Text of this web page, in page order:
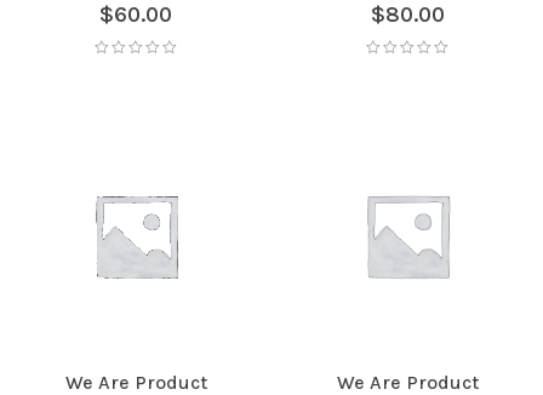
$60.00 $80.00
We Are Product We Are Product